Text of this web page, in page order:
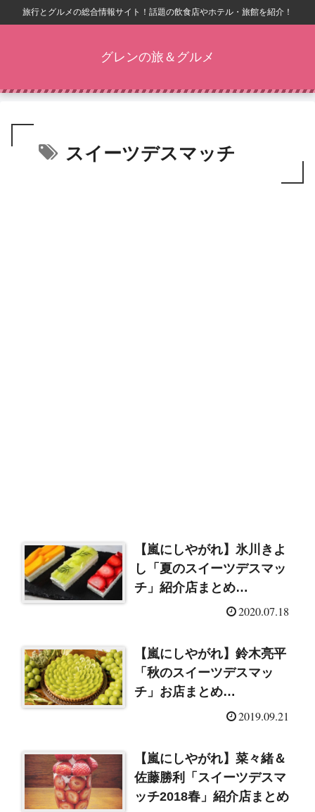
旅行とグルメの総合情報サイト！話題の飲食店やホテル・旅館を紹介！
グレンの旅＆グルメ
スイーツデスマッチ
【嵐にしやがれ】氷川きよ
し「夏のスイーツデスマッ
チ」紹介店まとめ
2020.07.18
【嵐にしやがれ】鈴木亮平
「秋のスイーツデスマッ
チ」お店まとめ
2019.09.21
【嵐にしやがれ】菜々緒＆
佐藤勝利「スイーツデスマ
ッチ2018春」紹介店まとめ